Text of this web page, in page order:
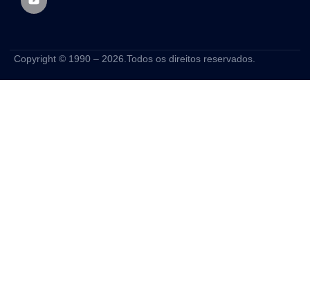
Copyright © 1990 – 2026.Todos os direitos reservados.